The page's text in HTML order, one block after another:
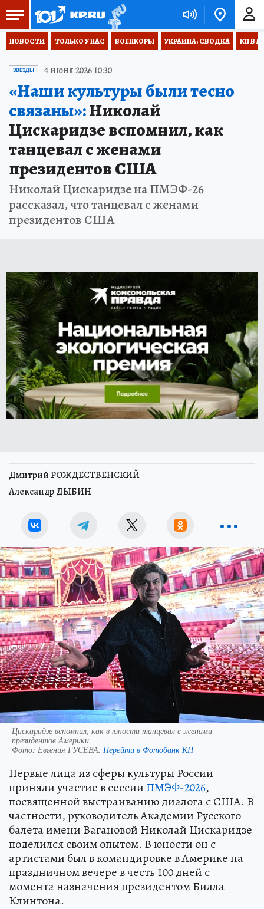
НОВОСТИ ТОЛЬКО У НАС ВОЕНКОРЫ УКРАИНА: СВОДКА КП В
ЗВЕЗДЫ 4 июня 2026 10:30
«Наши культуры были тесно
связаны»:Николай
Цискаридзе вспомнил, как
танцевал с женами
президентов США
Николай Цискаридзе на ПМЭФ-26
рассказал, что танцевал с женами
президентов США
Дмитрий РОЖДЕСТВЕНСКИЙ
Александр ДЫБИН
Цискаридзе вспомнил, как в юности танцевал с женами
президентов Америки.
Фото: Евгения ГУСЕВА. Перейти в Фотобанк КП
Первые лица из сферы культуры России
приняли участие в сессии ПМЭФ-2026,
посвященной выстраиванию диалога с США. В
частности, руководитель Академии Русского
балета имени Вагановой Николай Цискаридзе
поделился своим опытом. В юности он с
артистами был в командировке в Америке на
праздничном вечере в честь 100 дней с
момента назначения президентом Билла
Клинтона.